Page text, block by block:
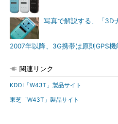
写真で解説する、「3D
2007年以降、3G携帯は原則GPS機
関連リンク
KDDI「W43T」製品サイト
東芝「W43T」製品サイト